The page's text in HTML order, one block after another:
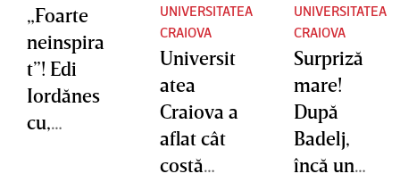
„Foarte
neinspira
t”! Edi
Iordănes
cu,
UNIVERSITATEA
CRAIOVA
Universit
atea
Craiova a
aflat cât
costă
UNIVERSITATEA
CRAIOVA
Surpriză
mare!
După
Badelj,
încă un